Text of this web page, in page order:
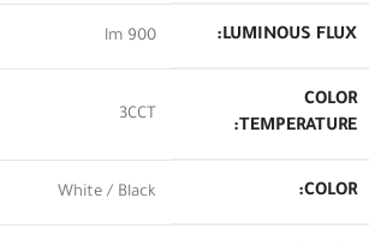
LUMINOUS FLUX:
900 lm
COLOR
TEMPERATURE:
3CCT
COLOR:
White / Black